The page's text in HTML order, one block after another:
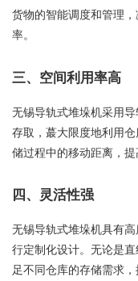
货物的智能调度和管理
率。
三、空间利用率高
无锡导轨式堆垛机采用
存取，蕞大限度地利用
储过程中的移动距离，提
四、灵活性强
无锡导轨式堆垛机具有
行定制化设计。无论是
足不同仓库的存储需求，